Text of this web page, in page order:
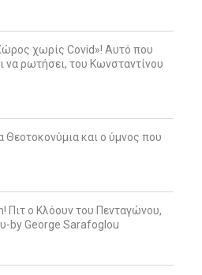
χωρίς Covid»! Αυτό που
να ρωτήσει, του Κωνσταντίνου
Θεοτοκονύμια και ο ύμνος που
Πιτ ο Κλόουν του Πενταγώνου,
by George Sarafoglou